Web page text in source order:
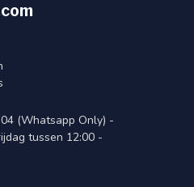
(Whatsapp Only) -
tussen 12:00 -